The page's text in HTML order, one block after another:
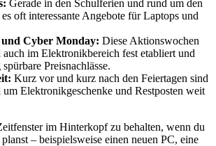
Gerade in den Schulferien und rund um den
oft interessante Angebote für Laptops und
Cyber Monday: Diese Aktionswochen
im Elektronikbereich fest etabliert und
Preisnachlässe.
Kurz vor und kurz nach den Feiertagen sind
Elektronikgeschenke und Restposten weit
im Hinterkopf zu behalten, wenn du
– beispielsweise einen neuen PC, eine